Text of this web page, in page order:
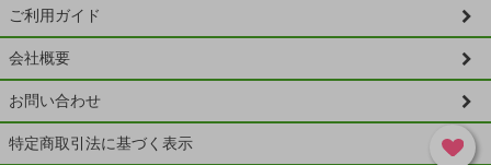
ご利用ガイド
会社概要
お問い合わせ
特定商取引法に基づく表示